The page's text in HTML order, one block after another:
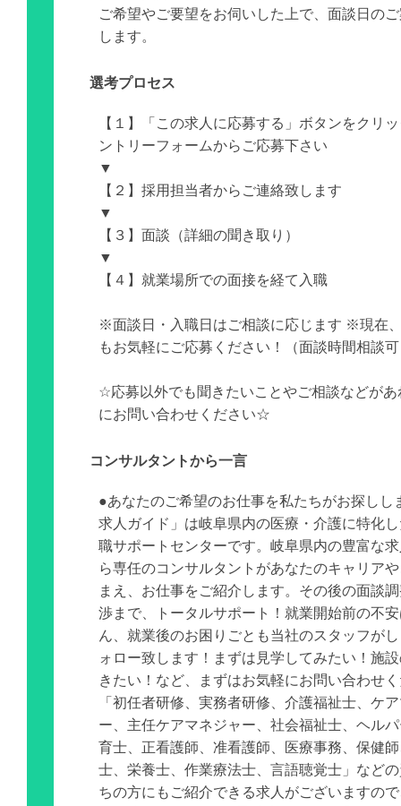
ご希望やご要望をお伺いした上で、面談日の
します。
選考プロセス
【１】「この求人に応募する」ボタンをクリ
ントリーフォームからご応募下さい
▼
【２】採用担当者からご連絡致します
▼
【３】面談（詳細の聞き取り）
▼
【４】就業場所での面接を経て入職
※面談日・入職日はご相談に応じます ※現在
もお気軽にご応募ください！（面談時間相談
☆応募以外でも聞きたいことやご相談などがあ
にお問い合わせください☆
コンサルタントから一言
●あなたのご希望のお仕事を私たちがお探しし
求人ガイド」は岐阜県内の医療・介護に特化
職サポートセンターです。岐阜県内の豊富な
ら専任のコンサルタントがあなたのキャリア
まえ、お仕事をご紹介します。その後の面談
渉まで、トータルサポート！就業開始前の不
ん、就業後のお困りごとも当社のスタッフが
ォロー致します！まずは見学してみたい！施
きたい！など、まずはお気軽にお問い合わせ
「初任者研修、実務者研修、介護福祉士、ケ
ー、主任ケアマネジャー、社会福祉士、ヘル
育士、正看護師、准看護師、医療事務、保健
士、栄養士、作業療法士、言語聴覚士」など
ちの方にもご紹介できる求人がございますの